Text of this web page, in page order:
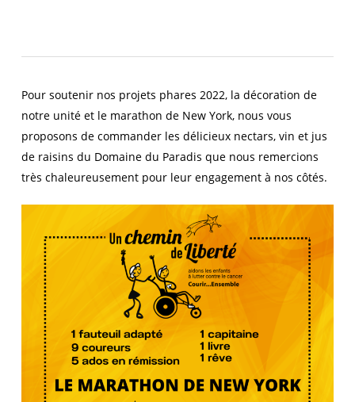
Pour soutenir nos projets phares 2022, la décoration de
notre unité et le marathon de New York, nous vous
proposons de commander les délicieux nectars, vin et jus
de raisins du Domaine du Paradis que nous remercions
très chaleureusement pour leur engagement à nos côtés.